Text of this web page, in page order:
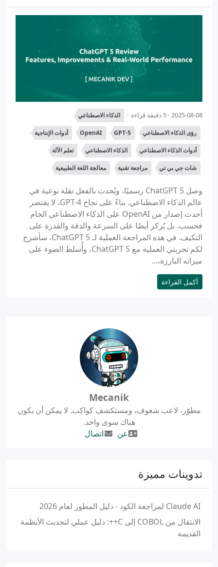
2025-08-08 5 دقيقة قراءة الذكاء الاصطناعي
رؤى الذكاء الاصطناعي GPT-5
OpenAI أدوات الإنتاجية
أدوات الذكاء الاصطناعي الذكاء الاصطناعي تعلم الآلة
شات جي بي تي مراجعة تقنية معالجة اللغة الطبيعية
وصل ChatGPT 5 رسميًا، ويُحدث بالفعل نقلة نوعية في
عالم الذكاء الاصطناعي. بناءً على نجاح GPT-4، لا يقتصر
أحدث إصدار من OpenAI على الذكاء الاصطناعي الخام
فحسب، بل يُركز أيضًا على السرعة والدقة والقدرة على
التكيف. في هذه المراجعة العملية لـ ChatGPT 5، سأشرح
لكم تجربتي العملية مع ChatGPT 5، وأُسلط الضوء على
ميزاته البارزة،...
أكمل القراءة
Mecanik
مطوّر، لاعب شغوف، ومستكشف كواكب. لا يمكن أن يكون
هناك سوى واحد.
عن
اتصال
تدوينات مميزة
Claude AI لمراجعة الكود - دليل المطور لعام 2026
الانتقال من COBOL إلى C++: دليل عملي لتحديث الأنظمة
القديمة